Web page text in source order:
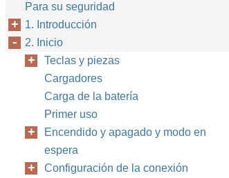
Para su seguridad
1. Introducción
2. Inicio
Teclas y piezas
Cargadores
Carga de la batería
Primer uso
Encendido y apagado y modo en
espera
Configuración de la conexión